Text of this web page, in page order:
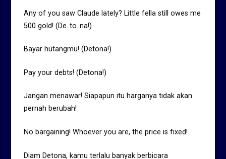
Any of you saw Claude lately? Little fella still owes me
500 gold! (De..to..na!)
Bayar hutangmu! (Detona!)
Pay your debts! (Detona!)
Jangan menawar! Siapapun itu harganya tidak akan
pernah berubah!
No bargaining! Whoever you are, the price is fixed!
Diam Detona, kamu terlalu banyak berbicara